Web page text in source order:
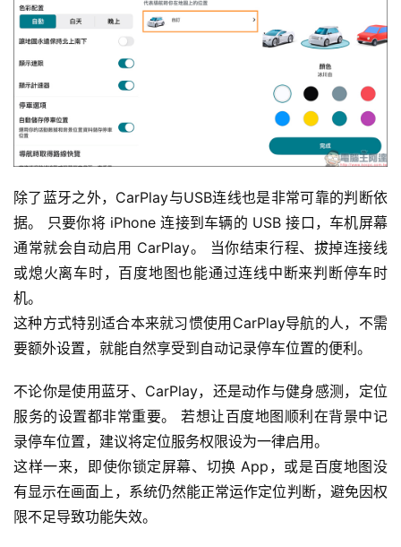
除了蓝牙之外，CarPlay与USB连线也是非常可靠的判断依
据。 只要你将 iPhone 连接到车辆的 USB 接口，车机屏幕
通常就会自动启用 CarPlay。 当你结束行程、拔掉连接线
或熄火离车时，百度地图也能通过连线中断来判断停车时
机。
这种方式特别适合本来就习惯使用CarPlay导航的人，不需
要额外设置，就能自然享受到自动记录停车位置的便利。
不论你是使用蓝牙、CarPlay，还是动作与健身感测，定位
服务的设置都非常重要。 若想让百度地图顺利在背景中记
录停车位置，建议将定位服务权限设为一律启用。
这样一来，即使你锁定屏幕、切换 App，或是百度地图没
有显示在画面上，系统仍然能正常运作定位判断，避免因权
限不足导致功能失效。